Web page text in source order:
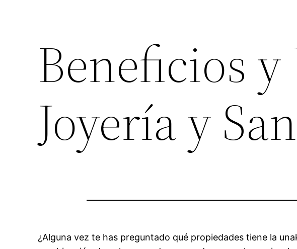
Beneficios y
Joyería y
¿Alguna vez te has preguntado qué propiedades tiene la